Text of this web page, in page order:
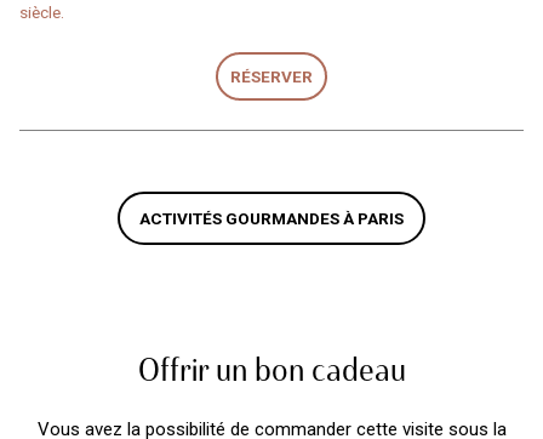
siècle.
RÉSERVER
ACTIVITÉS GOURMANDES À PARIS
Offrir un bon cadeau
Vous avez la possibilité de commander cette visite sous la